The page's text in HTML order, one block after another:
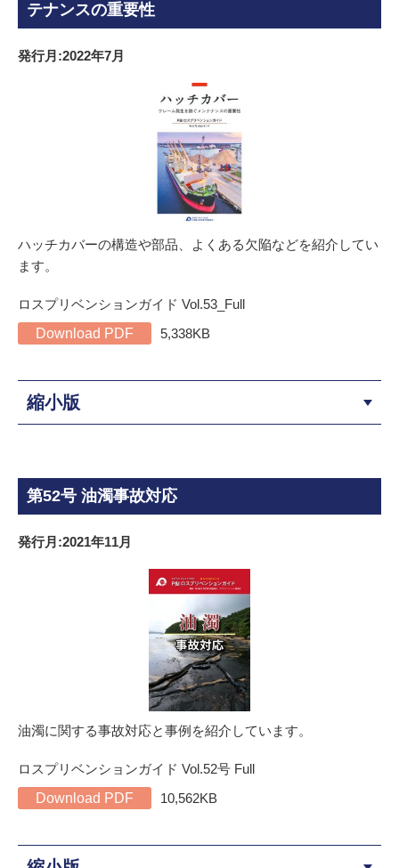
テナンスの重要性
発行月:2022年7月
ハッチカバーの構造や部品、よくある欠陥などを紹介してい
ます。
ロスプリベンションガイド Vol.53_Full
Download PDF
5,338KB
縮小版
第52号 油濁事故対応
発行月:2021年11月
油濁に関する事故対応と事例を紹介しています。
ロスプリベンションガイド Vol.52号 Full
Download PDF
10,562KB